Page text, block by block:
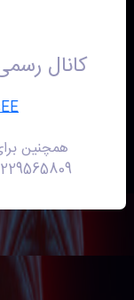
❮
کانال
همچنین
09229565809 در پیام‌رسان بله در